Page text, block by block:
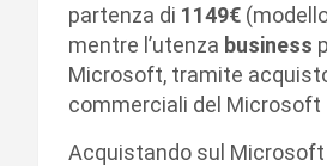
partenza di 1149€ (modello
mentre l’utenza business
Microsoft, tramite
commerciali del Microsoft
Acquistando sul Microsoft